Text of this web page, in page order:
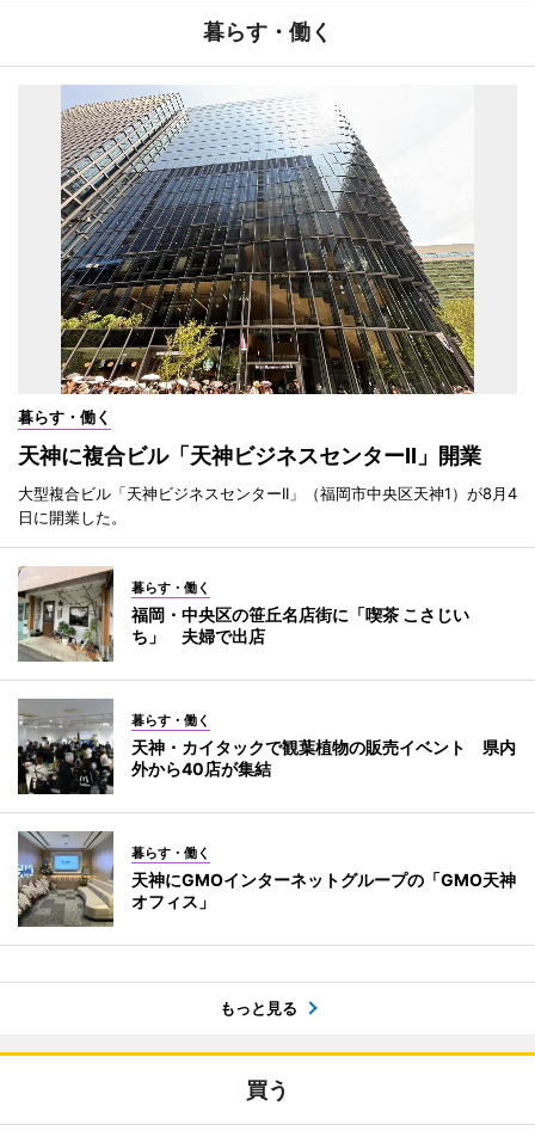
暮らす・働く
暮らす・働く
天神に複合ビル「天神ビジネスセンターII」開業
大型複合ビル「天神ビジネスセンターII」（福岡市中央区天神1）が8月4
日に開業した。
暮らす・働く
福岡・中央区の笹丘名店街に「喫茶 こさじい
ち」 夫婦で出店
暮らす・働く
天神・カイタックで観葉植物の販売イベント 県内
外から40店が集結
暮らす・働く
天神にGMOインターネットグループの「GMO天神
オフィス」
もっと見る
買う